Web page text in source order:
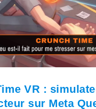
VR :
sur Meta